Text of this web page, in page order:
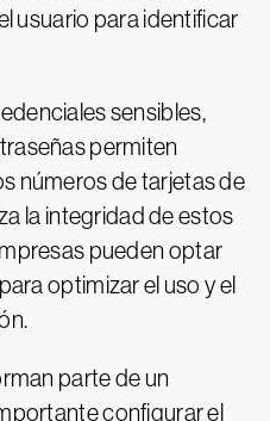
usuario para identificar
sensibles,
permiten
números de tarjetas de
la integridad de estos
pueden optar
optimizar el uso y el
parte de un
configurar el